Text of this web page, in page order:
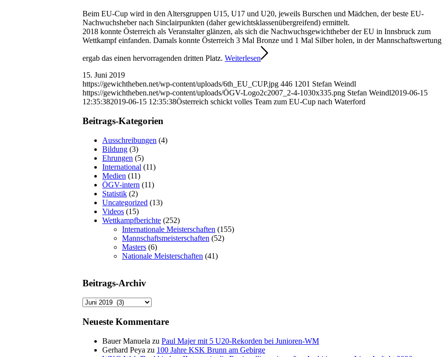
Beim EU-Cup wird in den Altersgruppen U15, U17 und U20, jeweils Burschen und Mädchen, der beste EU-
Nachwuchsheber nach Sinclairpunkten (daher gewichtsklassenübergreifend) ermittelt.
2018 konnte Österreich als Veranstalter glänzen, als sich die Nachwuchsgewichtheber der EU in Innsbruck zum
Wettkampf einfanden. Damals konnte Österreich 3 Mal Bronze und 1 Mal Silber holen, in der Mannschaftswertung
ergab das einen hervorragenden dritten Platz. Weiterlesen
15. Juni 2019
https://gewichtheben.net/wp-content/uploads/6th_EU_CUP.jpg 446 1201 Stefan Weindl
https://gewichtheben.net/wp-content/uploads/ÖGV-Logo2c2007_2-4-1030x335.png Stefan Weindl2019-06-15
12:35:382019-06-15 12:35:38Österreich schickt volles Team zum EU-Cup nach Waterford
Beitrags-Kategorien
Ausschreibungen (4)
Bildung (3)
Ehrungen (5)
International (11)
Medien (11)
ÖGV-intern (11)
Statistik (2)
Uncategorized (13)
Videos (15)
Wettkampfberichte (252)
Internationale Meisterschaften (155)
Mannschaftsmeisterschaften (52)
Masters (6)
Nationale Meisterschaften (41)
Beitrags-Archiv
Beitrags-
Neueste Kommentare
Bauer Manuela zu Paul Majer mit 5 U20-Rekorden bei Junioren-WM
Gerhard Peya zu 100 Jahre KSK Brunn am Gebirge